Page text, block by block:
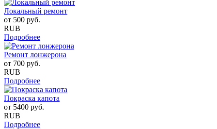
Локальный ремонт
от 500 руб.
RUB
Подробнее
Ремонт лонжерона
от 700 руб.
RUB
Подробнее
Покраска капота
от 5400 руб.
RUB
Подробнее